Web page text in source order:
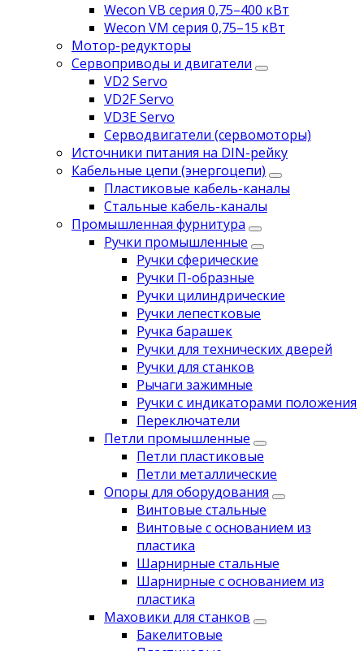
Wecon VB серия 0,75–400 кВт
Wecon VM серия 0,75–15 кВт
Мотор-редукторы
Сервоприводы и двигатели
VD2 Servo
VD2F Servo
VD3E Servo
Серводвигатели (сервомоторы)
Источники питания на DIN-рейку
Кабельные цепи (энергоцепи)
Пластиковые кабель-каналы
Стальные кабель-каналы
Промышленная фурнитура
Ручки промышленные
Ручки сферические
Ручки П-образные
Ручки цилиндрические
Ручки лепестковые
Ручка барашек
Ручки для технических дверей
Ручки для станков
Рычаги зажимные
Ручки с индикаторами положения
Переключатели
Петли промышленные
Петли пластиковые
Петли металлические
Опоры для оборудования
Винтовые стальные
Винтовые с основанием из
пластика
Шарнирные стальные
Шарнирные с основанием из
пластика
Маховики для станков
Бакелитовые